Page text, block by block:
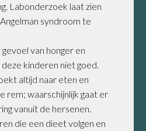
Labonderzoek laat zien
syndroom te
van honger en
kinderen niet goed.
altijd naar eten en
rem; waarschijnlijk gaat er
vanuit de hersenen.
die een dieet volgen en